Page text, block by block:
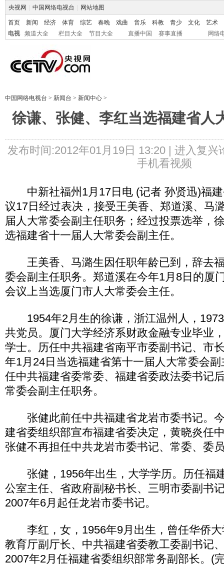
央视网 中国网络电视台 网站地图
首页 新闻 经济 体育 综艺 春晚 戏曲 音乐 科教 青少 文化
艺术
电视
频道大全 栏目大全 节目大全 直播中国 赛事直播 网络
中国网络电视台 > 新闻台 > 新闻中心 >
徐谦、张健、李红当选福建省人
发布时间:2012年01月19日 13:20 | 进入复兴
手机看视频
中新社福州1月17日电 (记者 孙贤迅)福建
议17日经过表决，接受王美香、郑道溪、马
届人大常委会副主任职务；经过投票选举，
选福建省十一届人大常委会副主任。
王美香、马潞生因任职年龄已到，辞去
委会副主任职务。郑道溪在今年1月8日的厦
会议上当选厦门市人大常委会主任。
1954年2月生的徐谦，浙江温州人，1973
共党员。厦门大学经济系财政金融专业毕业
学士。历任中共福建省南平市委副书记、市
年1月24日当选福建省第十一届人大常委会
任中共福建省委常委、福建省委政法委书记
常委会副主任职务。
张健此前任中共福建省龙岩市委书记。
建省委组织部宣布福建省委决定，黄晓炎任
张健不再担任中共龙岩市委书记、常委、委
张健，1956年出生，大学学历。历任福
公室主任、省政府副秘书长、三明市委副书
2007年6月起任龙岩市委书记。
李红，女，1956年9月出生，曾任华侨大
教育厅副厅长、中共福建省委教工委副书记
2007年2月任福建省委组织部常务副部长。(